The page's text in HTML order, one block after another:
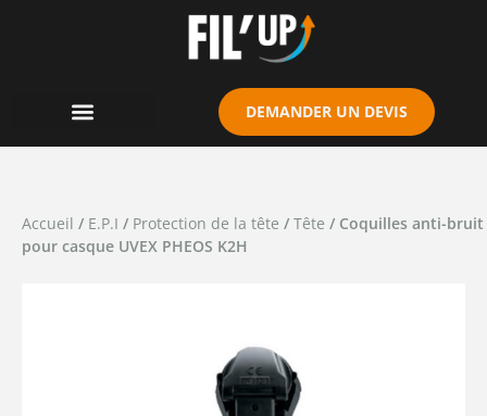
DEMANDER UN DEVIS
Accueil / E.P.I / Protection de la tête / Tête / Coquilles anti-bruit
pour casque UVEX PHEOS K2H
Cookies management panel